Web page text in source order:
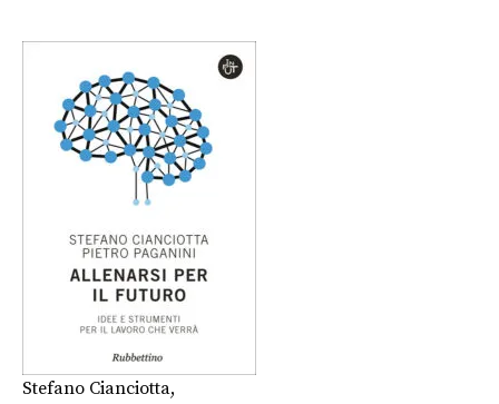
Stefano Cianciotta,